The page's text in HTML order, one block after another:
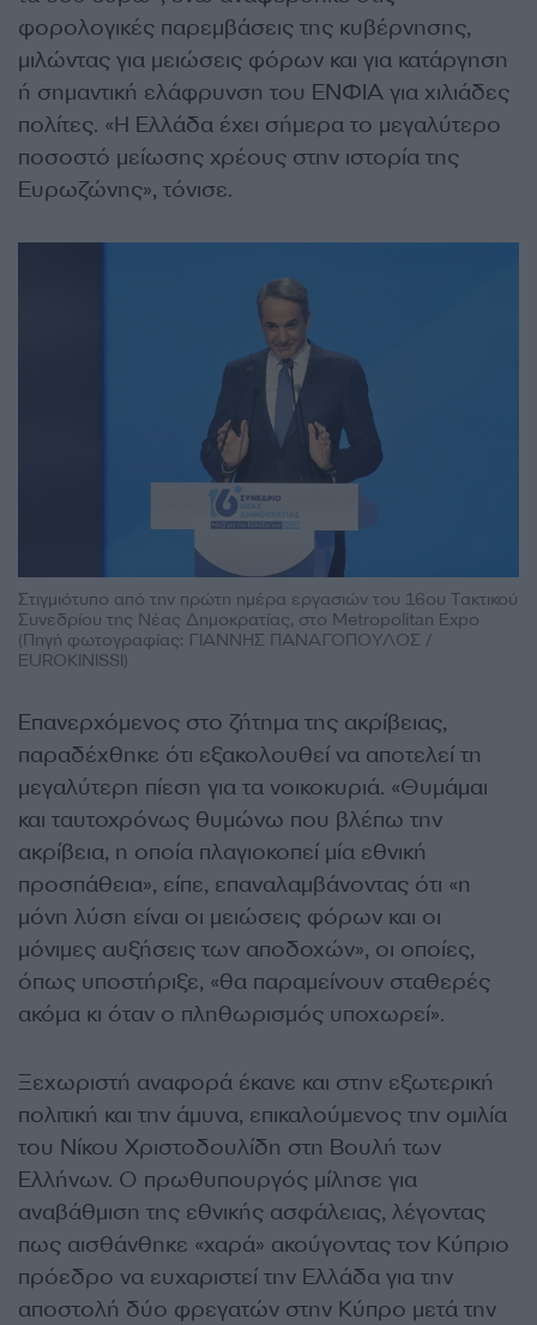
φορολογικές παρεμβάσεις της κυβέρνησης,
μιλώντας για μειώσεις φόρων και για κατάργηση
ή σημαντική ελάφρυνση του ΕΝΦΙΑ για χιλιάδες
πολίτες. «Η Ελλάδα έχει σήμερα το μεγαλύτερο
ποσοστό μείωσης χρέους στην ιστορία της
Ευρωζώνης», τόνισε.
Στιγμιότυπο από την πρώτη ημέρα εργασιών του 16ου Τακτικού
Συνεδρίου της Νέας Δημοκρατίας, στο Metropolitan Expo
(Πηγή φωτογραφίας: ΓΙΑΝΝΗΣ ΠΑΝΑΓΟΠΟΥΛΟΣ /
EUROKINISSI)
Επανερχόμενος στο ζήτημα της ακρίβειας,
παραδέχθηκε ότι εξακολουθεί να αποτελεί τη
μεγαλύτερη πίεση για τα νοικοκυριά. «Θυμάμαι
και ταυτοχρόνως θυμώνω που βλέπω την
ακρίβεια, η οποία πλαγιοκοπεί μία εθνική
προσπάθεια», είπε, επαναλαμβάνοντας ότι «η
μόνη λύση είναι οι μειώσεις φόρων και οι
μόνιμες αυξήσεις των αποδοχών», οι οποίες,
όπως υποστήριξε, «θα παραμείνουν σταθερές
ακόμα κι όταν ο πληθωρισμός υποχωρεί».
Ξεχωριστή αναφορά έκανε και στην εξωτερική
πολιτική και την άμυνα, επικαλούμενος την ομιλία
του Νίκου Χριστοδουλίδη στη Βουλή των
Ελλήνων. Ο πρωθυπουργός μίλησε για
αναβάθμιση της εθνικής ασφάλειας, λέγοντας
πως αισθάνθηκε «χαρά» ακούγοντας τον Κύπριο
πρόεδρο να ευχαριστεί την Ελλάδα για την
αποστολή δύο φρεγατών στην Κύπρο μετά την